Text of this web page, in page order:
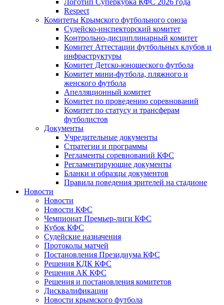
Логотип Суперкубка КФС 2026 года
Respect
Комитеты Крымского футбольного союза
Судейско-инспекторский комитет
Контрольно-дисциплинарный комитет
Комитет Аттестации футбольных клубов и
инфраструктуры
Комитет Детско-юношеского футбола
Комитет мини-футбола, пляжного и
женского футбола
Апелляционный комитет
Комитет по проведению соревнований
Комитет по статусу и трансферам
футболистов
Документы
Учредительные документы
Стратегии и программы
Регламенты соревнований КФС
Регламентирующие документы
Бланки и образцы документов
Правила поведения зрителей на стадионе
Новости
Новости
Новости КФС
Чемпионат Премьер-лиги КФС
Кубок КФС
Судейские назначения
Протоколы матчей
Постановления Президиума КФС
Решения КДК КФС
Решения АК КФС
Решения и постановления комитетов
Дисквалификации
Новости крымского футбола